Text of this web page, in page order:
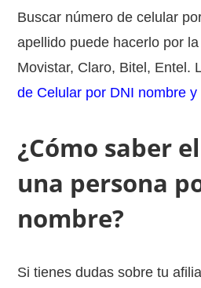
Buscar número de celular
apellido puede hacerlo por
Movistar, Claro, Bitel, Entel.
de Celular por DNI nombre
¿Cómo saber
una persona
nombre?
Si tienes dudas sobre tu